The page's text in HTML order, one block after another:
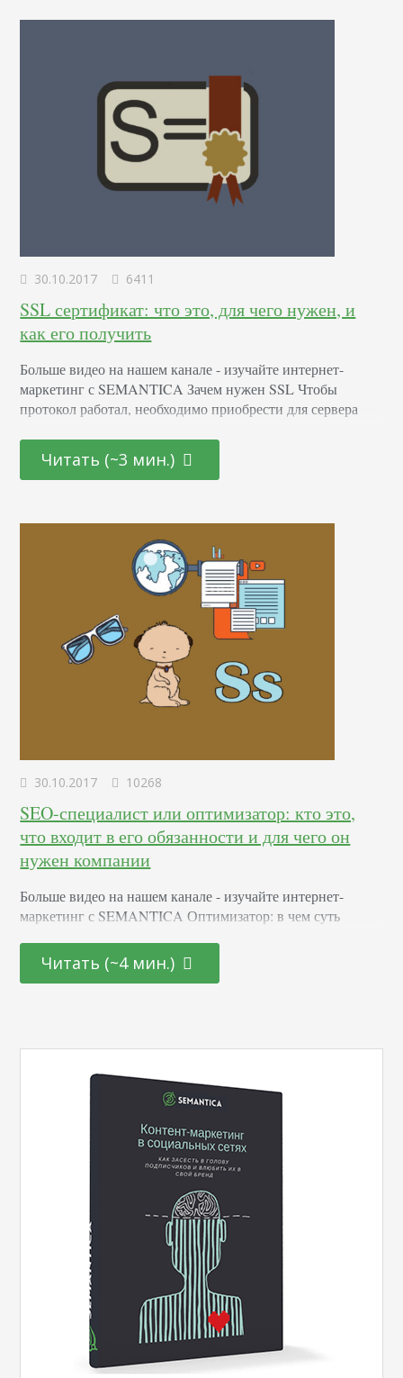
методичку практических рекомендаций.…
30.10.2017 6411
SSL сертификат: что это, для чего нужен, и
как его получить
Больше видео на нашем канале - изучайте интернет-
маркетинг с SEMANTICA Зачем нужен SSL Чтобы
протокол работал, необходимо приобрести для сервера
электронная подпись или паспорт вашего сайта. Его
заверяет и подтверждает третья сторона – центр
сведений. Он идентифицирует пользователей и серверы
Читать (~3 мин.)
30.10.2017 10268
SEO-специалист или оптимизатор: кто это,
что входит в его обязанности и для чего он
нужен компании
Больше видео на нашем канале - изучайте интернет-
маркетинг с SEMANTICA Оптимизатор: в чем суть
ресурс попал в топ, специалисты делают следующее:
Проводят аудит ресурса. Выясняют, что не так с
массу. Сеошники ищут авторитетные…
Читать (~4 мин.)